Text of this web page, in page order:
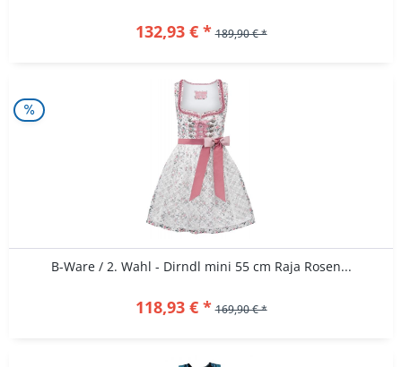
132,93 € * 189,90 € *
B-Ware / 2. Wahl - Dirndl mini 55 cm Raja Rosen...
118,93 € * 169,90 € *